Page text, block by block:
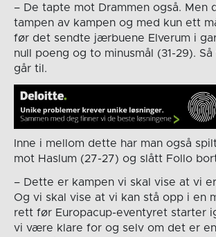
– De tapte mot Drammen også. Men
tampen av kampen og med kun ett
før det sendte jærbuene Elverum i
null poeng og to minusmål (31-29).
går til.
Inne i mellom dette har man også
mot Haslum (27-27) og slått Follo
– Dette er kampen vi skal vise at vi
Og vi skal vise at vi kan stå opp i en
rett før Europacup-eventyret starter
vi være klare for og selv om det er